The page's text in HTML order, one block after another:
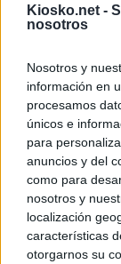
Kiosko.net -
nosotros
Nosotros y
información en
procesamos
únicos e
para
anuncios y del
como para
nosotros y
localización
características
otorgarnos su